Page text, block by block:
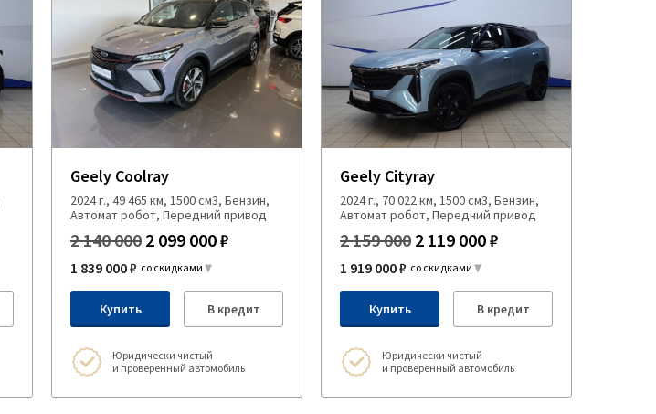
Geely Coolray
2024 г., 49 465 км, 1500 см3, Бензин,
Автомат робот, Передний привод
2 140 000 2 099 000 ₽
1 839 000 ₽ со скидками
Купить В кредит
Юридически чистый
и проверенный автомобиль
Geely Cityray
2024 г., 70 022 км, 1500 см3, Бензин,
Автомат робот, Передний привод
2 159 000 2 119 000 ₽
1 919 000 ₽ со скидками
Купить В кредит
Юридически чистый
и проверенный автомобиль